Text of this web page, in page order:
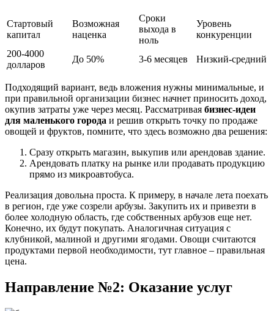
Стартовый
капитал
Возможная
наценка
Сроки
выхода в
ноль
Уровень
конкуренции
200-4000
долларов
До 50% 3-6 месяцев Низкий-средний
Подходящий вариант, ведь вложения нужны минимальные, и
при правильной организации бизнес начнет приносить доход,
окупив затраты уже через месяц. Рассматривая бизнес-идеи
для маленького города и решив открыть точку по продаже
овощей и фруктов, помните, что здесь возможно два решения:
Сразу открыть магазин, выкупив или арендовав здание.
Арендовать платку на рынке или продавать продукцию
прямо из микроавтобуса.
Реализация довольна проста. К примеру, в начале лета поехать
в регион, где уже созрели арбузы. Закупить их и привезти в
более холодную область, где собственных арбузов еще нет.
Конечно, их будут покупать. Аналогичная ситуация с
клубникой, малиной и другими ягодами. Овощи считаются
продуктами первой необходимости, тут главное – правильная
цена.
Направление №2: Оказание услуг